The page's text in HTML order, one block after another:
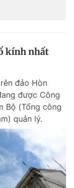
kính nhất
đảo Hòn
được Công
Bộ (Tổng công
quản lý.